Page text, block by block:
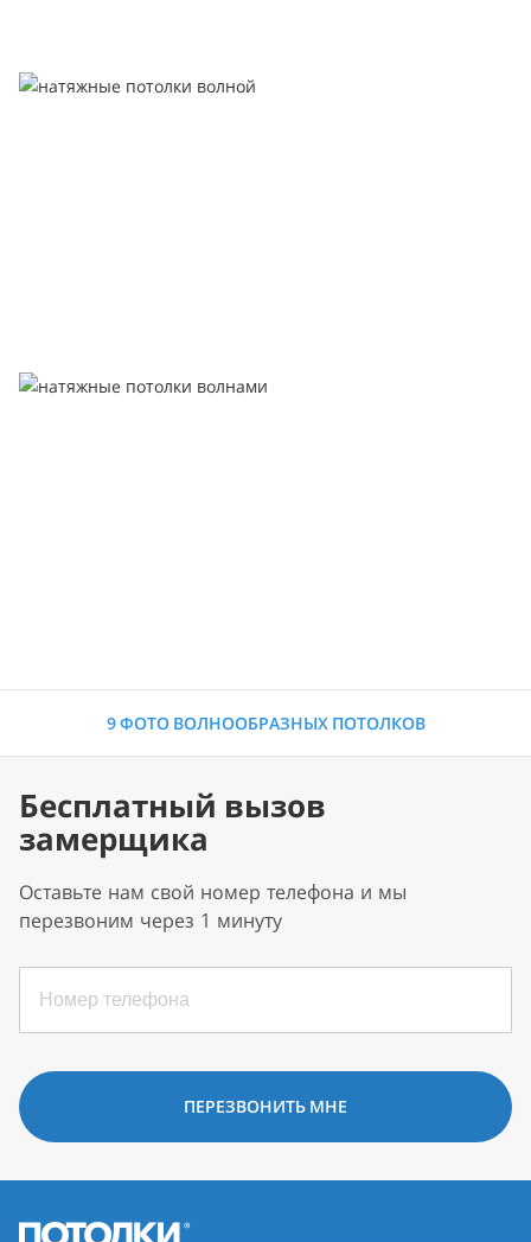
9 ФОТО ВОЛНООБРАЗНЫХ ПОТОЛКОВ
Бесплатный вызов
замерщика
Оставьте нам свой номер телефона и мы
перезвоним через 1 минуту
ПЕРЕЗВОНИТЬ МНЕ